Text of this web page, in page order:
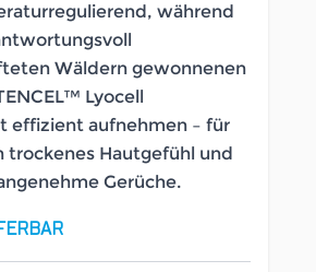
während
Wäldern gewonnenen
Lyocell
effizient aufnehmen – für
trockenes Hautgefühl und
Gerüche.